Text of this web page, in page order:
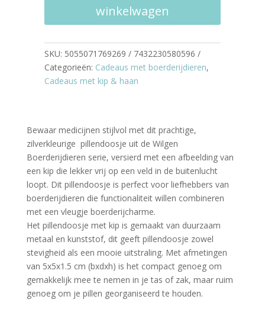
aantal
winkelwagen
SKU: 5055071769269 / 7432230580596
Categorieën: Cadeaus met boerderijdieren,
Cadeaus met kip & haan
Bewaar medicijnen stijlvol met dit prachtige,
zilverkleurige pillendoosje uit de Wilgen
Boerderijdieren serie, versierd met een afbeelding van
een kip die lekker vrij op een veld in de buitenlucht
loopt. Dit pillendoosje is perfect voor liefhebbers van
boerderijdieren die functionaliteit willen combineren
met een vleugje boerderijcharme.
Het pillendoosje met kip is gemaakt van duurzaam
metaal en kunststof, dit geeft pillendoosje zowel
stevigheid als een mooie uitstraling. Met afmetingen
van 5x5x1.5 cm (bxdxh) is het compact genoeg om
gemakkelijk mee te nemen in je tas of zak, maar ruim
genoeg om je pillen georganiseerd te houden.